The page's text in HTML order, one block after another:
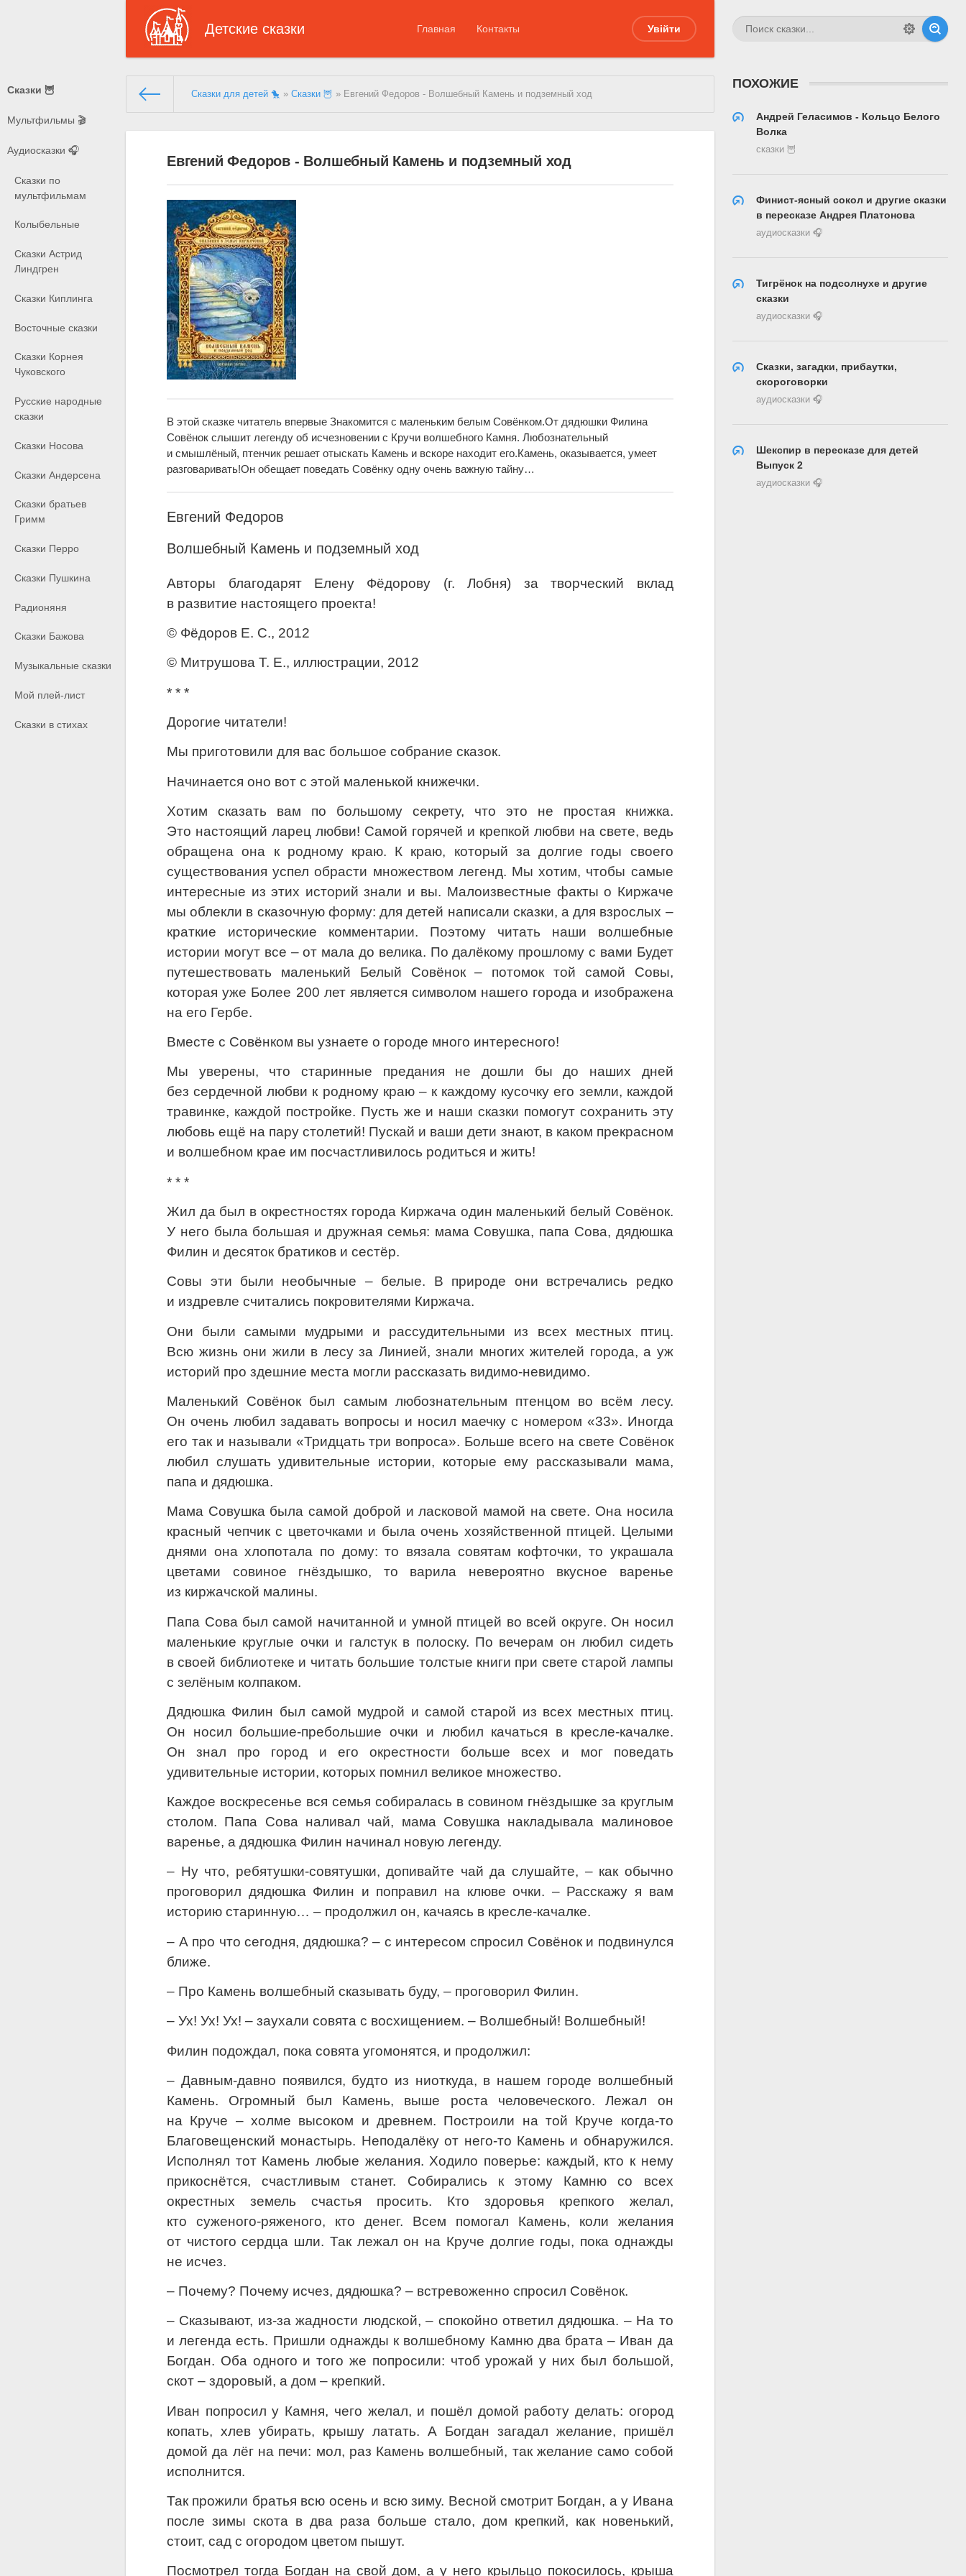
Детские сказки Главная Контакты Увійти
Сказки 🦉
Мультфильмы 🎬
Аудиосказки 🎧
Сказки по
мультфильмам
Колыбельные
Сказки Астрид
Линдгрен
Сказки Киплинга
Восточные сказки
Сказки Корнея
Чуковского
Русские народные
сказки
Сказки Носова
Сказки Андерсена
Сказки братьев
Гримм
Сказки Перро
Сказки Пушкина
Радионяня
Сказки Бажова
Музыкальные сказки
Мой плей-лист
Сказки в стихах
Сказки для детей 🐤 »Сказки 🦉 » Евгений Федоров - Волшебный Камень и подземный ход
Евгений Федоров - Волшебный Камень и подземный ход
В этой сказке читатель впервые Знакомится с маленьким белым Совёнком.От дядюшки Филина
Совёнок слышит легенду об исчезновении с Кручи волшебного Камня. Любознательный
и смышлёный, птенчик решает отыскать Камень и вскоре находит его.Камень, оказывается, умеет
разговаривать!Он обещает поведать Совёнку одну очень важную тайну…
Евгений Федоров
Волшебный Камень и подземный ход
Авторы благодарят Елену Фёдорову (г. Лобня) за творческий вклад
в развитие настоящего проекта!
© Фёдоров Е. С., 2012
© Митрушова Т. Е., иллюстрации, 2012
* * *
Дорогие читатели!
Мы приготовили для вас большое собрание сказок.
Начинается оно вот с этой маленькой книжечки.
Хотим сказать вам по большому секрету, что это не простая книжка.
Это настоящий ларец любви! Самой горячей и крепкой любви на свете, ведь
обращена она к родному краю. К краю, который за долгие годы своего
существования успел обрасти множеством легенд. Мы хотим, чтобы самые
интересные из этих историй знали и вы. Малоизвестные факты о Киржаче
мы облекли в сказочную форму: для детей написали сказки, а для взрослых –
краткие исторические комментарии. Поэтому читать наши волшебные
истории могут все – от мала до велика. По далёкому прошлому с вами Будет
путешествовать маленький Белый Совёнок – потомок той самой Совы,
которая уже Более 200 лет является символом нашего города и изображена
на его Гербе.
Вместе с Совёнком вы узнаете о городе много интересного!
Мы уверены, что старинные предания не дошли бы до наших дней
без сердечной любви к родному краю – к каждому кусочку его земли, каждой
травинке, каждой постройке. Пусть же и наши сказки помогут сохранить эту
любовь ещё на пару столетий! Пускай и ваши дети знают, в каком прекрасном
и волшебном крае им посчастливилось родиться и жить!
* * *
Жил да был в окрестностях города Киржача один маленький белый Совёнок.
У него была большая и дружная семья: мама Совушка, папа Сова, дядюшка
Филин и десяток братиков и сестёр.
Совы эти были необычные – белые. В природе они встречались редко
и издревле считались покровителями Киржача.
Они были самыми мудрыми и рассудительными из всех местных птиц.
Всю жизнь они жили в лесу за Линией, знали многих жителей города, а уж
историй про здешние места могли рассказать видимо-невидимо.
Маленький Совёнок был самым любознательным птенцом во всём лесу.
Он очень любил задавать вопросы и носил маечку с номером «33». Иногда
его так и называли «Тридцать три вопроса». Больше всего на свете Совёнок
любил слушать удивительные истории, которые ему рассказывали мама,
папа и дядюшка.
Мама Совушка была самой доброй и ласковой мамой на свете. Она носила
красный чепчик с цветочками и была очень хозяйственной птицей. Целыми
днями она хлопотала по дому: то вязала совятам кофточки, то украшала
цветами совиное гнёздышко, то варила невероятно вкусное варенье
из киржачской малины.
Папа Сова был самой начитанной и умной птицей во всей округе. Он носил
маленькие круглые очки и галстук в полоску. По вечерам он любил сидеть
в своей библиотеке и читать большие толстые книги при свете старой лампы
с зелёным колпаком.
Дядюшка Филин был самой мудрой и самой старой из всех местных птиц.
Он носил большие-пребольшие очки и любил качаться в кресле-качалке.
Он знал про город и его окрестности больше всех и мог поведать
удивительные истории, которых помнил великое множество.
Каждое воскресенье вся семья собиралась в совином гнёздышке за круглым
столом. Папа Сова наливал чай, мама Совушка накладывала малиновое
варенье, а дядюшка Филин начинал новую легенду.
– Ну что, ребятушки-совятушки, допивайте чай да слушайте, – как обычно
проговорил дядюшка Филин и поправил на клюве очки. – Расскажу я вам
историю старинную… – продолжил он, качаясь в кресле-качалке.
– А про что сегодня, дядюшка? – с интересом спросил Совёнок и подвинулся
ближе.
– Про Камень волшебный сказывать буду, – проговорил Филин.
– Ух! Ух! Ух! – заухали совята с восхищением. – Волшебный! Волшебный!
Филин подождал, пока совята угомонятся, и продолжил:
– Давным-давно появился, будто из ниоткуда, в нашем городе волшебный
Камень. Огромный был Камень, выше роста человеческого. Лежал он
на Круче – холме высоком и древнем. Построили на той Круче когда-то
Благовещенский монастырь. Неподалёку от него-то Камень и обнаружился.
Исполнял тот Камень любые желания. Ходило поверье: каждый, кто к нему
прикоснётся, счастливым станет. Собирались к этому Камню со всех
окрестных земель счастья просить. Кто здоровья крепкого желал,
кто суженого-ряженого, кто денег. Всем помогал Камень, коли желания
от чистого сердца шли. Так лежал он на Круче долгие годы, пока однажды
не исчез.
– Почему? Почему исчез, дядюшка? – встревоженно спросил Совёнок.
– Сказывают, из-за жадности людской, – спокойно ответил дядюшка. – На то
и легенда есть. Пришли однажды к волшебному Камню два брата – Иван да
Богдан. Оба одного и того же попросили: чтоб урожай у них был большой,
скот – здоровый, а дом – крепкий.
Иван попросил у Камня, чего желал, и пошёл домой работу делать: огород
копать, хлев убирать, крышу латать. А Богдан загадал желание, пришёл
домой да лёг на печи: мол, раз Камень волшебный, так желание само собой
исполнится.
Так прожили братья всю осень и всю зиму. Весной смотрит Богдан, а у Ивана
после зимы скота в два раза больше стало, дом крепкий, как новенький,
стоит, сад с огородом цветом пышут.
Посмотрел тогда Богдан на свой дом, а у него крыльцо покосилось, крыша
ПОХОЖИЕ
Андрей Геласимов - Кольцо Белого
Волка
сказки 🦉
Финист-ясный сокол и другие сказки
в пересказе Андрея Платонова
аудиосказки 🎧
Тигрёнок на подсолнухе и другие
сказки
аудиосказки 🎧
Сказки, загадки, прибаутки,
скороговорки
аудиосказки 🎧
Шекспир в пересказе для детей
Выпуск 2
аудиосказки 🎧